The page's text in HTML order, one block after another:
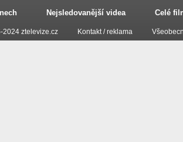
Nejsledovanější videa Celé
ztelevize.cz Kontakt / reklama